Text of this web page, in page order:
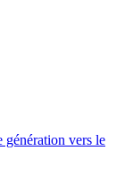
génération vers le